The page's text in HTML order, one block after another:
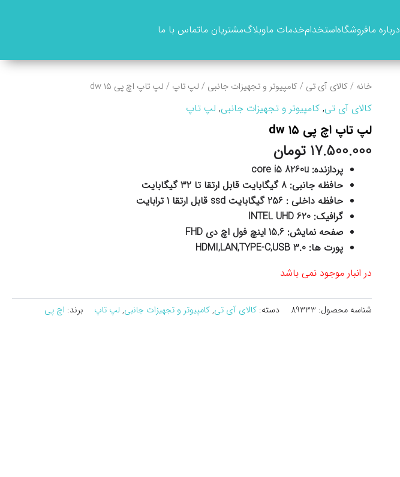
درباره مافروشگاهاستخدامخدمات ماوبلاگمشتریان ماتماس با ما
خانه /کالای آی تی /کامپیوتر و تجهیزات جانبی / لپ تاپ / لپ تاپ اچ پی ۱۵ dw
کالای آی تی,کامپیوتر و تجهیزات جانبی, لپ تاپ
لپ تاپ اچ پی ۱۵ dw
17.500.000 تومان
پردازنده: core i5 8260u
حافظه جانبی: 8 گیگابایت قابل ارتقا تا 32 گیگابایت
حافظه داخلی : 256 گیگابایت ssd قابل ارتقا 1 ترابایت
گرافیک: INTEL UHD 620
صفحه نمایش: 15.6 اینچ فول اچ دی FHD
پورت ها: HDMI,LAN,TYPE-C,USB 3.0
در انبار موجود نمی باشد
شناسه محصول: 89333 دسته:کالای آی تی,کامپیوتر و تجهیزات جانبی, لپ تاپ برند: اچ پی